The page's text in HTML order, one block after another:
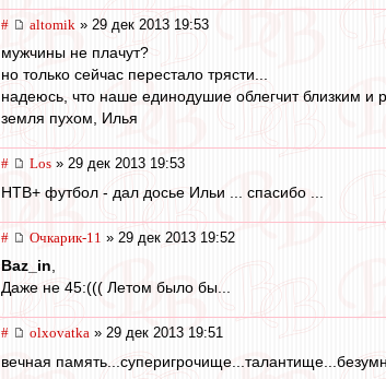
# altomik » 29 дек 2013 19:53
мужчины не плачут?
но только сейчас перестало трясти...
надеюсь, что наше единодушие облегчит близким и
земля пухом, Илья
# Los » 29 дек 2013 19:53
НТВ+ футбол - дал досье Ильи ... спасибо ...
# Очкарик-11 » 29 дек 2013 19:52
Baz_in,
Даже не 45:((( Летом было бы...
# olxovatka » 29 дек 2013 19:51
вечная